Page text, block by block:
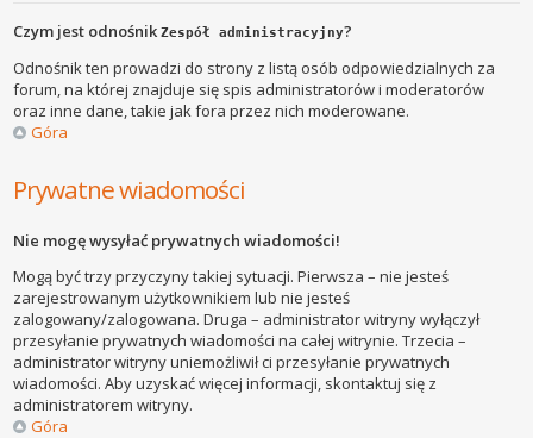
Czym jest odnośnikZespół administracyjny?
Odnośnik ten prowadzi do strony z listą osób odpowiedzialnych za
forum, na której znajduje się spis administratorów i moderatorów
oraz inne dane, takie jak fora przez nich moderowane.
Góra
Prywatne wiadomości
Nie mogę wysyłać prywatnych wiadomości!
Mogą być trzy przyczyny takiej sytuacji. Pierwsza – nie jesteś
zarejestrowanym użytkownikiem lub nie jesteś
zalogowany/zalogowana. Druga – administrator witryny wyłączył
przesyłanie prywatnych wiadomości na całej witrynie. Trzecia –
administrator witryny uniemożliwił ci przesyłanie prywatnych
wiadomości. Aby uzyskać więcej informacji, skontaktuj się z
administratorem witryny.
Góra